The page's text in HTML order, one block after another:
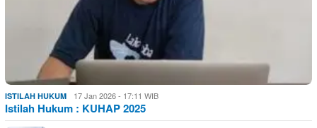
ISTILAH HUKUM 17 Jan 2026 - 17:11 WIB
Istilah Hukum : KUHAP 2025